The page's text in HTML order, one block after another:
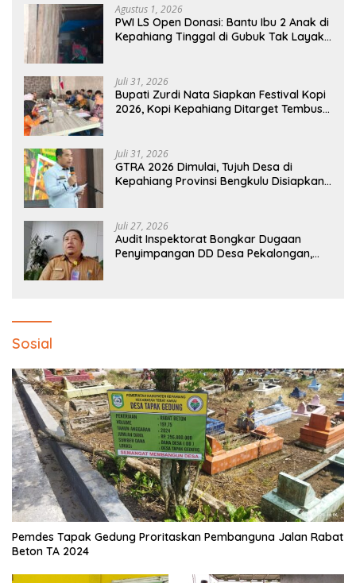
Agustus 1, 2026
PWI LS Open Donasi: Bantu Ibu 2 Anak di
Kepahiang Tinggal di Gubuk Tak Layak
Juli 31, 2026
Bupati Zurdi Nata Siapkan Festival Kopi
2026, Kopi Kepahiang Ditarget Tembus
Juli 31, 2026
GTRA 2026 Dimulai, Tujuh Desa di
Kepahiang Provinsi Bengkulu Disiapkan
Juli 27, 2026
Audit Inspektorat Bongkar Dugaan
Penyimpangan DD Desa Pekalongan,
Sosial
Pemdes Tapak Gedung Proritaskan Pembanguna Jalan Rabat
Beton TA 2024